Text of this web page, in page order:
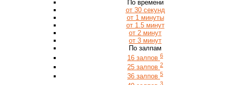
По времени
от 30 секунд
от 1 минуты
от 1.5 минут
от 2 минут
от 3 минут
По залпам
16 залпов 6
25 залпов 2
36 залпов 5
3